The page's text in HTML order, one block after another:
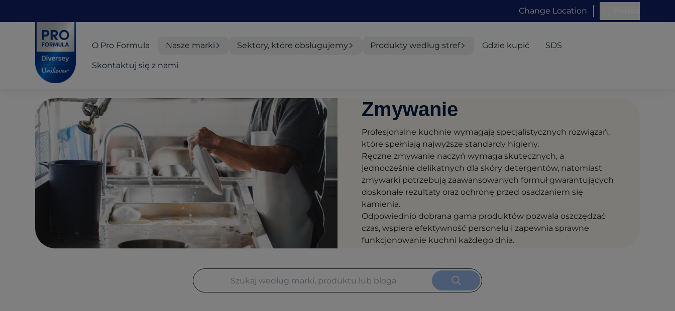
Change Location
O Pro Formula Nasze marki Sektory, które obsługujemy Produkty według stref Gdzie kupić SDS
Skontaktuj się z nami
Zmywanie
Profesjonalne kuchnie wymagają specjalistycznych rozwiązań,
które spełniają najwyższe standardy higieny.
Ręczne zmywanie naczyń wymaga skutecznych, a
jednocześnie delikatnych dla skóry detergentów, natomiast
zmywarki potrzebują zaawansowanych formuł gwarantujących
doskonałe rezultaty oraz ochronę przed osadzaniem się
kamienia.
Odpowiednio dobrana gama produktów pozwala oszczędzać
czas, wspiera efektywność personelu i zapewnia sprawne
funkcjonowanie kuchni każdego dnia.